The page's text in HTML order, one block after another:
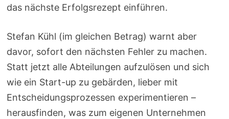
das nächste Erfolgsrezept einführen.
Stefan Kühl (im gleichen Betrag) warnt aber
davor, sofort den nächsten Fehler zu machen.
Statt jetzt alle Abteilungen aufzulösen und sich
wie ein Start-up zu gebärden, lieber mit
Entscheidungsprozessen experimentieren –
herausfinden, was zum eigenen Unternehmen